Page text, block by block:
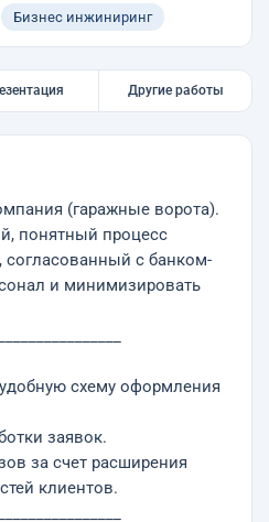
Бизнес инжиниринг
Другие работы
(гаражные ворота).
понятный процесс
с банком-
и минимизировать
схему оформления
заявок.
за счет расширения
клиентов.